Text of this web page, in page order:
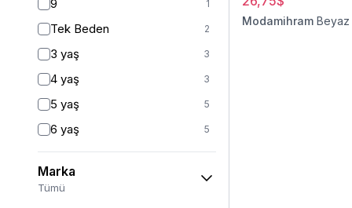
Kargo
9 1
Tek Beden 2
3 yaş 3
4 yaş 3
5 yaş 5
6 yaş 5
6-7 yaş 1
7 yaş 22
Marka
Tümü
Modamihram